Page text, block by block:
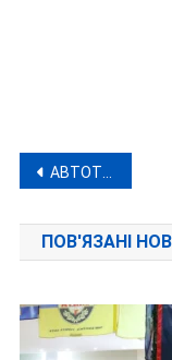
Навігація
записів
АВТОТРОЩА НА НЕМИРІВСЬКОМУ ШОСЕ: НАСЛІДКИ
ПОВ'ЯЗАНІ